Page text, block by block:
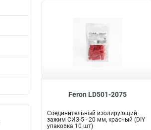
Feron LD501-2075
Соединительный изолирующий
зажим СИЗ-5 - 20 мм, красный (DIY
упаковка 10 шт)